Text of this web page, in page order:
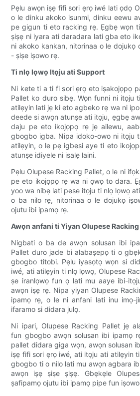
Pẹlu awọn iṣẹ fifi sori ẹrọ iwé lati ọdọ
o le dinku akoko isunmi, dinku eewu
pe gigun ti eto racking rẹ. Ẹgbẹ wọn
ṣiṣẹ ni iyara ati daradara lati gba eto
ni akoko kankan, nitorinaa o le dojukọ
- ṣiṣe iṣowo rẹ.
Ti nlọ lọwọ Itọju ati Support
Ni kete ti a ti fi sori ẹrọ eto iṣakojọpọ
Pallet ko duro sibẹ. Wọn funni ni itọju
atilẹyin lati jẹ ki eto agbeko rẹ wa ni
deede si awọn atunṣe ati itọju, ẹgbẹ
daju pe eto ikojọpọ rẹ jẹ ailewu,
gbogbo igba. Nipa idoko-owo ni itọju
atilẹyin, o le pẹ igbesi aye ti eto
atunṣe idiyele ni isalẹ laini.
Pẹlu Olupese Racking Pallet, o le ni
pe eto ikojọpọ rẹ wa ni ọwọ to dara.
yoo wa nibẹ lati pese itọju ti nlọ lọwọ
o ba nilo rẹ, nitorinaa o le dojukọ
ojutu ibi ipamọ rẹ.
Awọn anfani ti Yiyan Olupese
Nigbati o ba de awọn solusan ibi
Pallet duro jade bi alabaṣepọ ti o
gbogbo titobi. Pẹlu iyasọtọ wọn si
iwé, ati atilẹyin ti nlọ lọwọ, Olupese
ṣe iranlọwọ fun ọ lati mu aaye ibi-
awọn iṣẹ rẹ. Nipa yiyan Olupese
ipamọ rẹ, o le ni anfani lati inu imọ-
ifaramo si didara julọ.
Ni ipari, Olupese Racking Pallet jẹ
fun gbogbo awọn solusan ibi ipamọ
pallet didara giga wọn, awọn solusan
iṣẹ fifi sori ẹrọ iwé, ati itọju ati atilẹyin
gbogbo ti o nilo lati mu awọn agbara
awọn iṣẹ ṣiṣe ṣiṣẹ. Gbẹkẹle
ṣafipamọ ojutu ibi ipamọ pipe fun